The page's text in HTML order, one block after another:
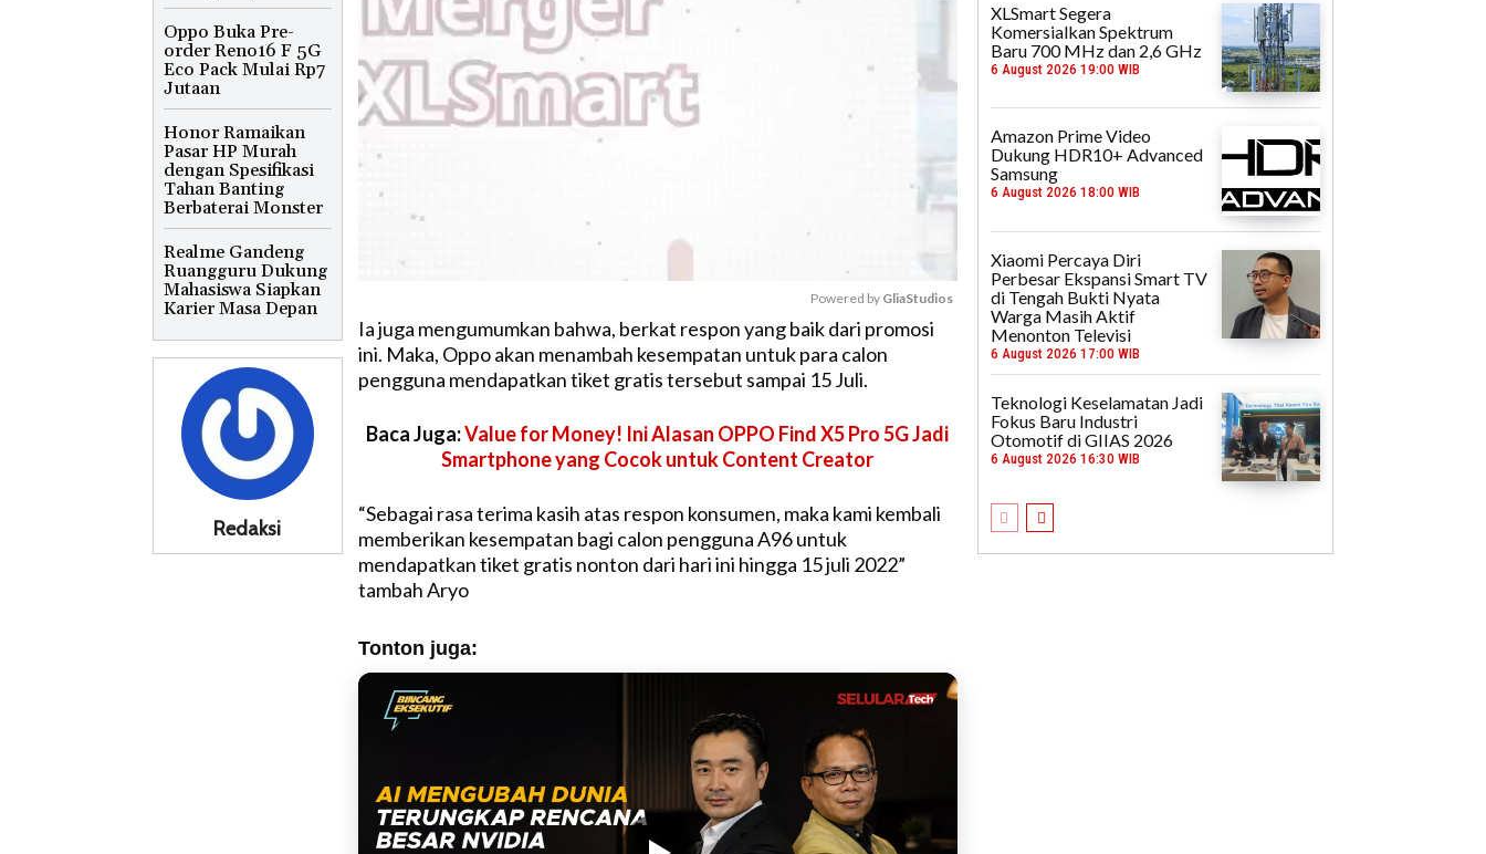
Oppo Buka Pre-
order Reno16 F 5G
Eco Pack Mulai Rp7
Jutaan
Honor Ramaikan
Pasar HP Murah
dengan Spesifikasi
Tahan Banting
Berbaterai Monster
Realme Gandeng
Ruangguru Dukung
Mahasiswa Siapkan
Karier Masa Depan
Redaksi
M
u
t
e
Powered by GliaStudios
Ia juga mengumumkan bahwa, berkat respon yang baik dari promosi
ini. Maka, Oppo akan menambah kesempatan untuk para calon
pengguna mendapatkan tiket gratis tersebut sampai 15 Juli.
Baca Juga:Value for Money! Ini Alasan OPPO Find X5 Pro 5G Jadi
Smartphone yang Cocok untuk Content Creator
“Sebagai rasa terima kasih atas respon konsumen, maka kami kembali
memberikan kesempatan bagi calon pengguna A96 untuk
mendapatkan tiket gratis nonton dari hari ini hingga 15 juli 2022”
tambah Aryo
Tonton juga:
XLSmart Segera
Komersialkan Spektrum
Baru 700 MHz dan 2,6 GHz
6 August 2026 19:00 WIB
Amazon Prime Video
Dukung HDR10+ Advanced
Samsung
6 August 2026 18:00 WIB
Xiaomi Percaya Diri
Perbesar Ekspansi Smart TV
di Tengah Bukti Nyata
Warga Masih Aktif
Menonton Televisi
6 August 2026 17:00 WIB
Teknologi Keselamatan Jadi
Fokus Baru Industri
Otomotif di GIIAS 2026
6 August 2026 16:30 WIB